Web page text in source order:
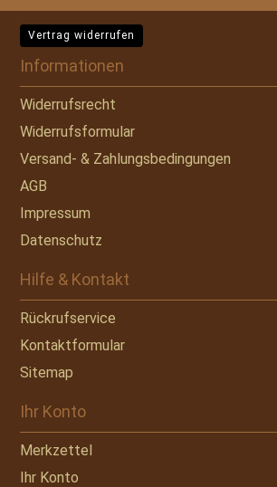
Vertrag widerrufen
Informationen
Widerrufsrecht
Widerrufsformular
Versand- & Zahlungsbedingungen
AGB
Impressum
Datenschutz
Hilfe & Kontakt
Rückrufservice
Kontaktformular
Sitemap
Ihr Konto
Merkzettel
Ihr Konto